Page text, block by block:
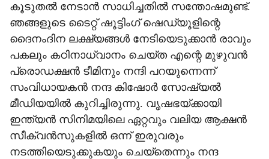
കൂടുതൽ നേടാൻ സാധിച്ചതിൽ സന്തോഷമുണ്ട്.
ഞങ്ങളുടെ ടൈറ്റ് ഷൂട്ടിംഗ് ഷെഡ്യൂളിന്റെ
ദൈനംദിന ലക്ഷ്യങ്ങൾ നേടിയെടുക്കാൻ രാവും
പകലും കഠിനാധ്വാനം ചെയ്ത എന്റെ മുഴുവൻ
പ്രൊഡക്ഷൻ ടീമിനും നന്ദി പറയുന്നെന്ന്
സംവിധായകൻ നന്ദ കിഷോർ സോഷ്യൽ
മീഡിയയിൽ കുറിച്ചിരുന്നു. വൃഷഭയ്ക്കായി
ഇന്ത്യൻ സിനിമയിലെ ഏറ്റവും വലിയ ആക്ഷൻ
സീക്വൻസുകളിൽ ഒന്ന് ഇരുവരും
നടത്തിയെടുക്കുകയും ചെയ്‌തെന്നും നന്ദ